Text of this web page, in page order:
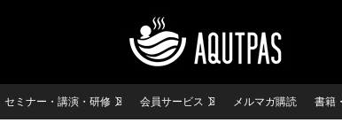
セミナー・講演・研修 会員サービス メルマガ購読 書籍